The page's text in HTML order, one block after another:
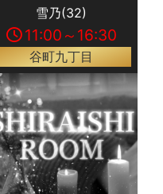
雪乃(32)
11:00～16:30
谷町九丁目